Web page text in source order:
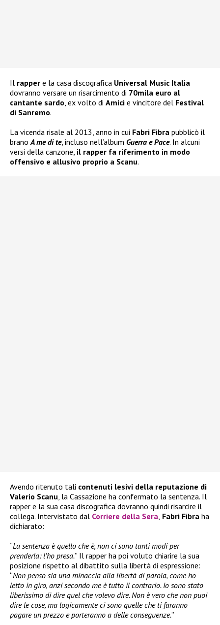
Il rapper e la casa discografica Universal Music Italia
dovranno versare un risarcimento di 70mila euro al
cantante sardo , ex volto di Amici e vincitore del Festival
di Sanremo.
La vicenda risale al 2013, anno in cui Fabri Fibra pubblicò il
brano A me di te, incluso nell’album Guerra e Pace. In alcuni
versi della canzone, il rapper fa riferimento in modo
offensivo e allusivo proprio a Scanu.
Avendo ritenuto tali contenuti lesivi della reputazione di
Valerio Scanu , la Cassazione ha confermato la sentenza. Il
rapper e la sua casa discografica dovranno quindi risarcire il
collega. Intervistato dal Corriere della Sera Fabri Fibra ha
dichiarato:
“La sentenza è quello che è, non ci sono tanti modi per
prenderla: l’ho presa.” Il rapper ha poi voluto chiarire la sua
posizione rispetto al dibattito sulla libertà di espressione:
“Non penso sia una minaccia alla libertà di parola, come ho
letto in giro, anzi secondo me è tutto il contrario. Io sono stato
liberissimo di dire quel che volevo dire. Non è vero che non puoi
dire le cose, ma logicamente ci sono quelle che ti faranno
pagare un prezzo e porteranno a delle conseguenze.”